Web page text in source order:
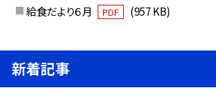
給食だより６月 PDF (957 KB)
新着記事